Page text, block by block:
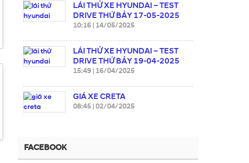
LÁI THỬ XE HYUNDAI – TEST
DRIVE THỨ BẢY 17-05-2025
10:16 | 14/05/2025
LÁI THỬ XE HYUNDAI – TEST
DRIVE THỨ BẢY 19-04-2025
15:49 | 16/04/2025
GIÁ XE CRETA
08:45 |02/04/2025
FACEBOOK